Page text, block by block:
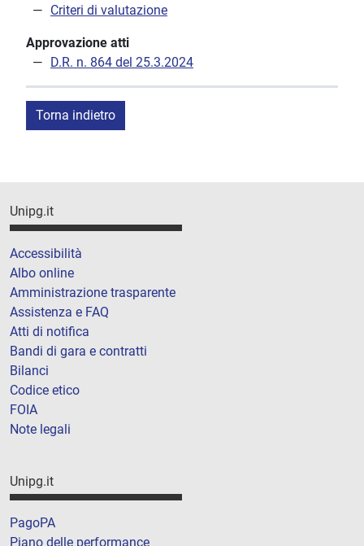
Criteri di valutazione
Approvazione atti
D.R. n. 864 del 25.3.2024
Torna indietro
Unipg.it
Accessibilità
Albo online
Amministrazione trasparente
Assistenza e FAQ
Atti di notifica
Bandi di gara e contratti
Bilanci
Codice etico
FOIA
Note legali
Unipg.it
PagoPA
Piano delle performance